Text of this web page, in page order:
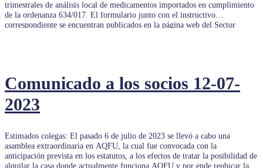
trimestrales de análisis local de medicamentos importados en cumplimiento
de la ordenanza 634/017. El formulario junto con el instructivo
correspondiente se encuentran publicados en la página web del Sector
Comunicado a los socios 12-07-
2023
Estimados colegas: El pasado 6 de julio de 2023 se llevó a cabo una
asamblea extraordinaria en AQFU, la cual fue convocada con la
anticipación prevista en los estatutos, a los efectos de tratar la posibilidad de
alquilar la casa donde actualmente funciona AQFU y por ende reubicar la